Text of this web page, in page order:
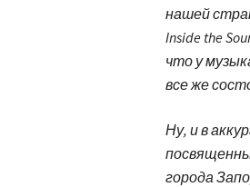
нашей
Inside the
что у
все же
Ну, и в
города